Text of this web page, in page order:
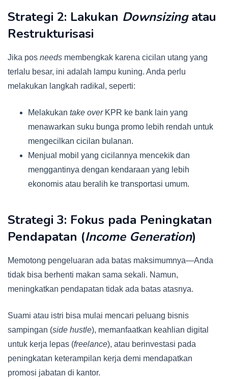
Strategi 2: Lakukan Downsizingatau
Restrukturisasi
Jika pos needs membengkak karena cicilan utang yang
terlalu besar, ini adalah lampu kuning. Anda perlu
melakukan langkah radikal, seperti:
Melakukan take overKPR ke bank lain yang
menawarkan suku bunga promo lebih rendah untuk
mengecilkan cicilan bulanan.
Menjual mobil yang cicilannya mencekik dan
menggantinya dengan kendaraan yang lebih
ekonomis atau beralih ke transportasi umum.
Strategi 3: Fokus pada Peningkatan
Pendapatan (Income Generation)
Memotong pengeluaran ada batas maksimumnya—Anda
tidak bisa berhenti makan sama sekali. Namun,
meningkatkan pendapatan tidak ada batas atasnya.
Suami atau istri bisa mulai mencari peluang bisnis
sampingan (side hustle), memanfaatkan keahlian digital
untuk kerja lepas (freelance), atau berinvestasi pada
peningkatan keterampilan kerja demi mendapatkan
promosi jabatan di kantor.